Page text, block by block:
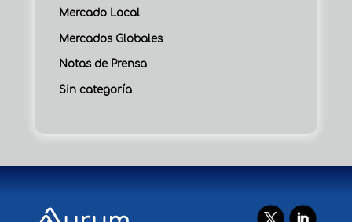
Mercado Local
Mercados Globales
Notas de Prensa
Sin categoría